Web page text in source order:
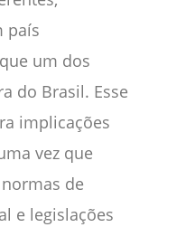
país
um dos
do Brasil. Esse
implicações
vez que
de
e legislações